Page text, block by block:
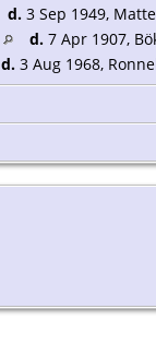
d. 3 Sep 1949,
d. 7 Apr 1907,
d. 3 Aug 1968,